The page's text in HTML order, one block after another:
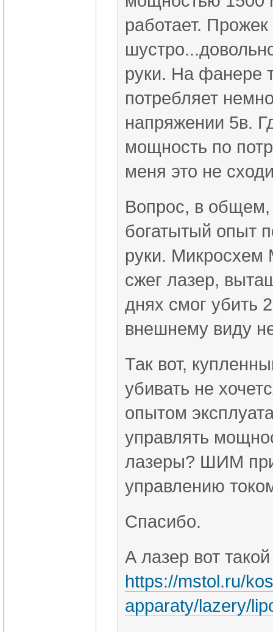
работает.
руки. На фанере
потребляет
напряжении 5в.
мощность по
меня это не
Вопрос, в
богатытый опыт
руки. Микросхем
сжег лазер,
днях смог убить
внешнему виду
Так вот,
убивать не
опытом
управлять
лазеры? ШИМ
управлению
Спасибо.
А лазер вот
https://mstol.ru/
apparaty/lazery/